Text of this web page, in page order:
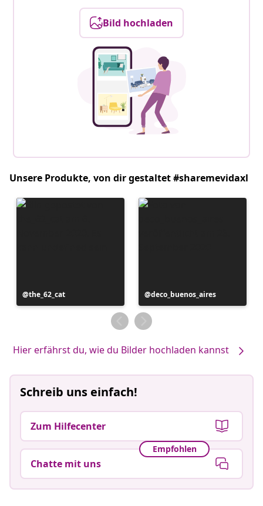
Bild hochladen
Unsere Produkte, von dir gestaltet #sharemevidaxl
Beitrag
veröffentlicht
the_62_cat
Beitrag
veröffentlicht
von
deco_buenos_aires
Hier erfährst du, wie du Bilder hochladen kannst
Schreib uns einfach!
Zum Hilfecenter
Empfohlen
Chatte mit uns